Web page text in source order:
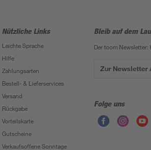
Nützliche Links
Leichte Sprache
Hilfe
Zahlungsarten
Bestell- & Lieferservices
Versand
Rückgabe
Vorteilskarte
Gutscheine
Verkaufsoffene Sonntage
Bleib auf dem
Der toom Newsletter:
Zur Newsletter
Folge uns